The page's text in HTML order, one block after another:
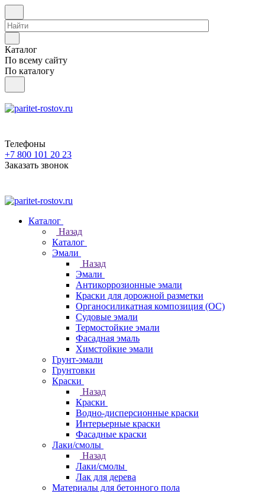
Каталог
По всему сайту
По каталогу
Телефоны
+7 800 101 20 23
Заказать звонок
Каталог
Назад
Каталог
Эмали
Назад
Эмали
Антикоррозионные эмали
Краски для дорожной разметки
Органосиликатная композиция (ОС)
Судовые эмали
Термостойкие эмали
Фасадная эмаль
Химстойкие эмали
Грунт-эмали
Грунтовки
Краски
Назад
Краски
Водно-дисперсионные краски
Интерьерные краски
Фасадные краски
Лаки/смолы
Назад
Лаки/смолы
Лак для дерева
Материалы для бетонного пола